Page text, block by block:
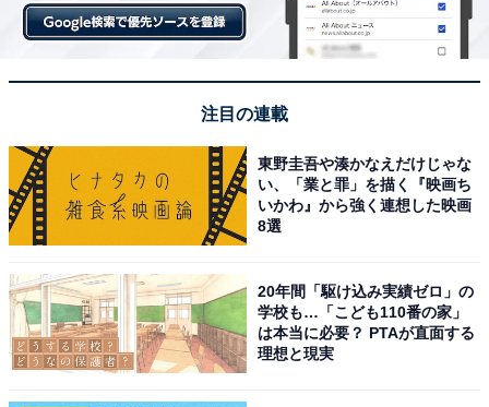
10位までのランキング結果を見
る！
注目の連載
東野圭吾や湊かなえだけじゃな
い、「業と罪」を描く『映画ち
いかわ』から強く連想した映画
8選
20年間「駆け込み実績ゼロ」の
学校も…「こども110番の家」
は本当に必要？ PTAが直面する
理想と現実